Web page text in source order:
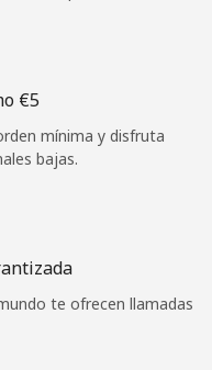
⁦€5⁩
mínima y disfruta
bajas.
te ofrecen llamadas